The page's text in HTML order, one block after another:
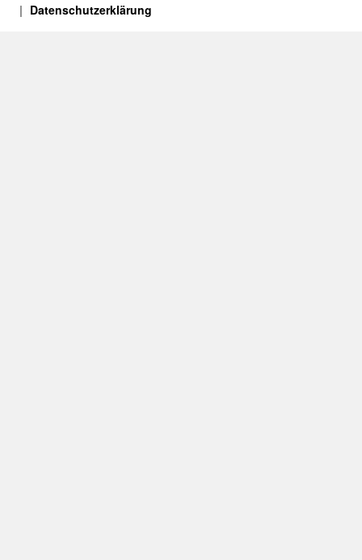
Datenschutzerklärung